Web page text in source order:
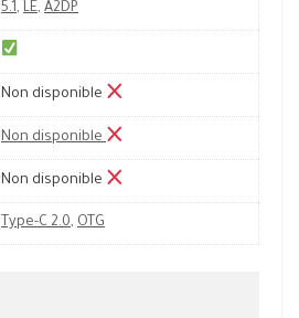
5.1, LE, A2DP
Non disponible
Non disponible
Non disponible
Type-C 2.0, OTG